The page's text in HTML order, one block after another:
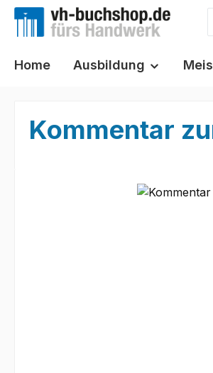
Hauptinhalt springen
Zur Suche springen
Zur Hauptnavigation springen
Home Ausbildung
Kommentar
Bildergalerie überspringen